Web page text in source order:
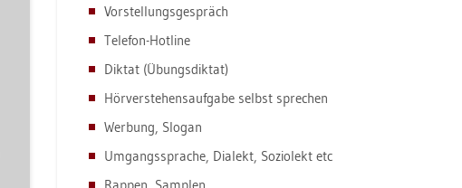
Vor­stel­lungs­ge­spräch
Te­le­fon-Hot­line
Dik­tat (Übungs­dik­tat)
Hör­ver­ste­hens­auf­ga­be selbst spre­chen
Wer­bung, Slo­gan
Um­gangs­spra­che, Dia­lekt, So­zio­lekt etc